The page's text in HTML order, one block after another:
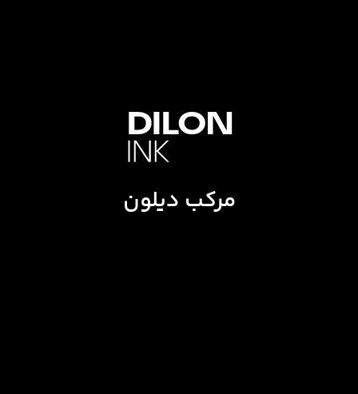
مرکب دیلون